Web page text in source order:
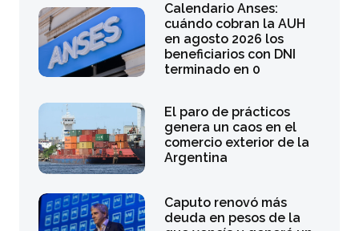
Calendario Anses:
cuándo cobran la AUH
en agosto 2026 los
beneficiarios con DNI
terminado en 0
El paro de prácticos
genera un caos en el
comercio exterior de la
Argentina
Caputo renovó más
deuda en pesos de la